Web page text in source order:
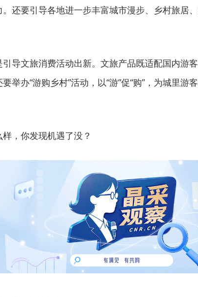
。还要引导各地进一步丰富城市漫步、乡村旅居
引导文旅消费活动出新。文旅产品既适配国内游
举办“游购乡村”活动，以“游”促“购”，为城里游
样，你发现机遇了没？